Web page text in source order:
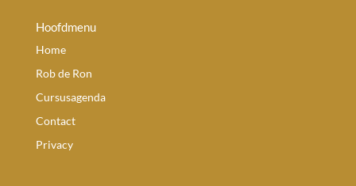
Hoofdmenu
Home
Rob de Ron
Cursusagenda
Contact
Privacy